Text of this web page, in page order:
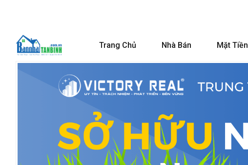
Trang Chủ Nhà Bán Mặt Tiền